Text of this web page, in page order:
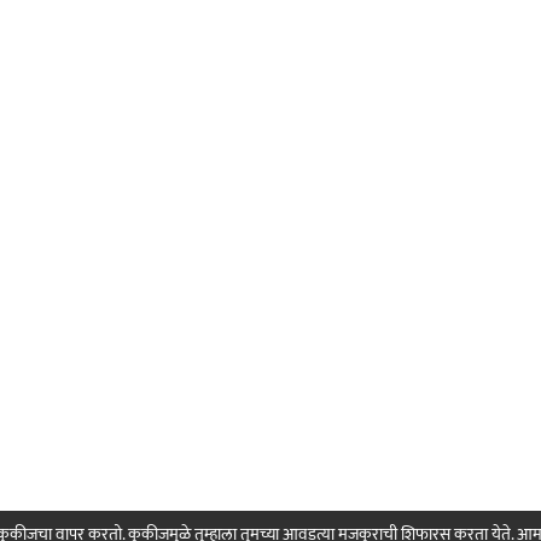
कुकीजचा वापर करतो. कुकीजमुळे तुम्हाला तुमच्या आवडत्या मजकुराची शिफारस करता येते.